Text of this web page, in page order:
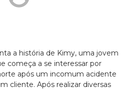
a história de Kimy, uma jovem
começa a se interessar por
após um incomum acidente
cliente. Após realizar diversas